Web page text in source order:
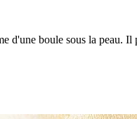
d'une boule sous la